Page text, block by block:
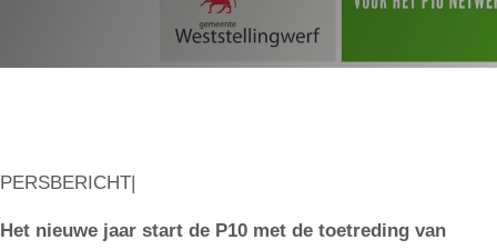
PERSBERICHT|
Het nieuwe jaar start de P10 met de toetreding van